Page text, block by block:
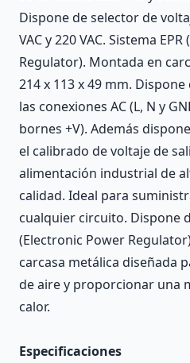
Dispone de selector de
VAC y 220 VAC. Sistema
Regulator). Montada en
214 x 113 x 49 mm.
las conexiones AC (L, N y
bornes +V). Además
el calibrado de voltaje de
alimentación industrial de
calidad. Ideal para
cualquier circuito. Dispone
(Electronic Power
carcasa metálica diseñada
de aire y proporcionar una
calor.
Especificaciones